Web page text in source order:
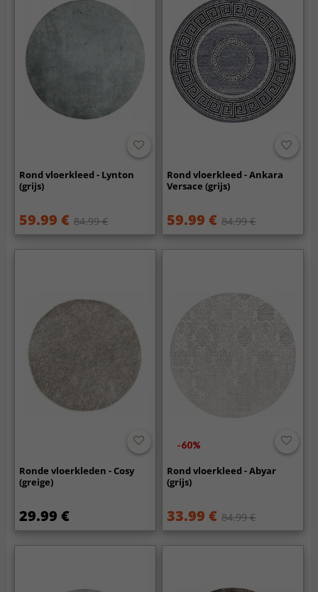
Rond vloerkleed - Lynton
(grijs)
59.99 € 84.99 €
Rond vloerkleed - Ankara
Versace (grijs)
59.99 € 84.99 €
Ronde vloerkleden - Cosy
(greige)
29.99 €
-60%
Rond vloerkleed - Abyar
(grijs)
33.99 € 84.99 €